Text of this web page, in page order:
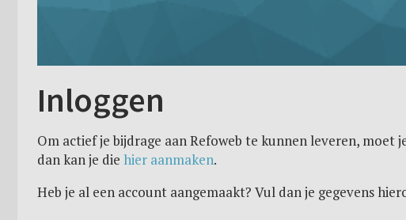
Inloggen
Om actief je bijdrage aan Refoweb te kunnen leveren, moet
dan kan je die hier aanmaken.
Heb je al een account aangemaakt? Vul dan je gegevens